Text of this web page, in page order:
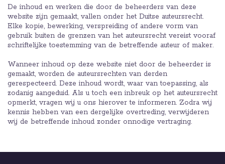
De inhoud en werken die door de beheerders van deze
website zijn gemaakt, vallen onder het Duitse auteursrecht.
Elke kopie, bewerking, verspreiding of andere vorm van
gebruik buiten de grenzen van het auteursrecht vereist vooraf
schriftelijke toestemming van de betreffende auteur of maker.
Wanneer inhoud op deze website niet door de beheerder is
gemaakt, worden de auteursrechten van derden
gerespecteerd. Deze inhoud wordt, waar van toepassing, als
zodanig aangeduid. Als u toch een inbreuk op het auteursrecht
opmerkt, vragen wij u ons hierover te informeren. Zodra wij
kennis hebben van een dergelijke overtreding, verwijderen
wij de betreffende inhoud zonder onnodige vertraging.